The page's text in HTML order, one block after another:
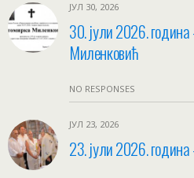
ЈУЛ 30, 2026
30. јули 2026.
Миленковић
NO RESPONSES
ЈУЛ 23, 2026
23. јули 2026.